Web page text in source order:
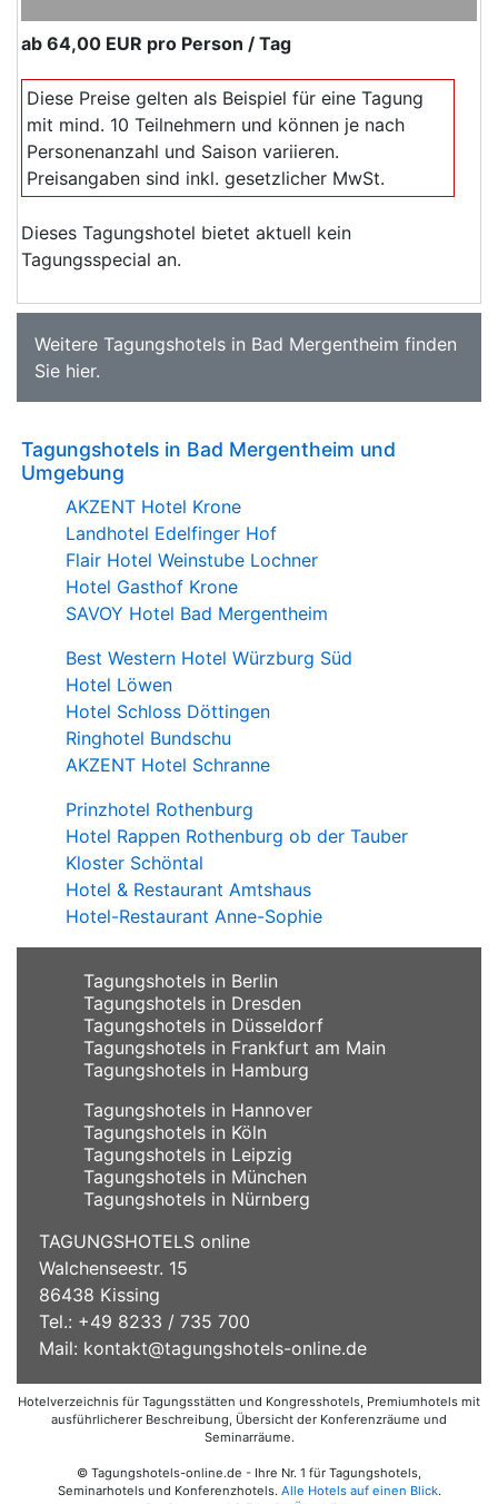
ab 64,00 EUR pro Person / Tag
Diese Preise gelten als Beispiel für eine Tagung
mit mind. 10 Teilnehmern und können je nach
Personenanzahl und Saison variieren.
Preisangaben sind inkl. gesetzlicher MwSt.
Dieses Tagungshotel bietet aktuell kein
Tagungsspecial an.
Weitere Tagungshotels in Bad Mergentheim finden
Sie hier.
Tagungshotels in Bad Mergentheim und
Umgebung
AKZENT Hotel Krone
Landhotel Edelfinger Hof
Flair Hotel Weinstube Lochner
Hotel Gasthof Krone
SAVOY Hotel Bad Mergentheim
Best Western Hotel Würzburg Süd
Hotel Löwen
Hotel Schloss Döttingen
Ringhotel Bundschu
AKZENT Hotel Schranne
Prinzhotel Rothenburg
Hotel Rappen Rothenburg ob der Tauber
Kloster Schöntal
Hotel & Restaurant Amtshaus
Hotel-Restaurant Anne-Sophie
Tagungshotels in Berlin
Tagungshotels in Dresden
Tagungshotels in Düsseldorf
Tagungshotels in Frankfurt am Main
Tagungshotels in Hamburg
Tagungshotels in Hannover
Tagungshotels in Köln
Tagungshotels in Leipzig
Tagungshotels in München
Tagungshotels in Nürnberg
TAGUNGSHOTELS online
Walchenseestr. 15
86438 Kissing
Tel.: +49 8233 / 735 700
Mail: kontakt@tagungshotels-online.de
Hotelverzeichnis für Tagungsstätten und Kongresshotels, Premiumhotels mit
ausführlicherer Beschreibung, Übersicht der Konferenzräume und
Seminarräume.
© Tagungshotels-online.de - Ihre Nr. 1 für Tagungshotels,
Seminarhotels und Konferenzhotels. Alle Hotels auf einen Blick.